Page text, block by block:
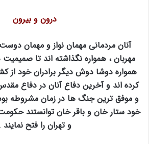
درون و بیرون
آنان مردمانی مهمان نواز و مهمان
مهربان ، همواره نگذاشته اند تا
همواره دوشا دوش دیگر برادران خود
کرده اند و آخرین دفاع آنان در دفاع
و موفق ترین جنگ ها در زمان مشروطه بود
خود ستار خان و باقر خان توانستند
و تهران را فتح نمایند